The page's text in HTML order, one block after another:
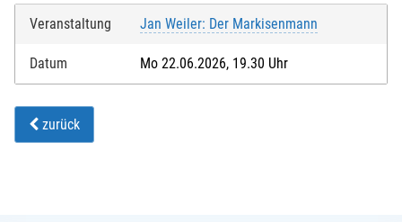
Veranstaltung Jan Weiler: Der Markisenmann
Datum Mo 22.06.2026, 19.30 Uhr
zurück